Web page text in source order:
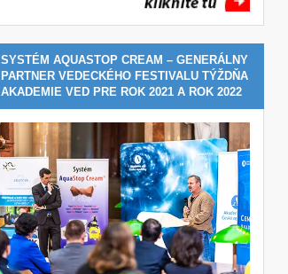
SYSTÉM AQUASTOP CREAM – GENERÁLNY
PARTNER VEDECKÉHO FESTIVALU TÝŽDŇA
AKADEMIE VED PRE ROK 2021 A ROK 2022